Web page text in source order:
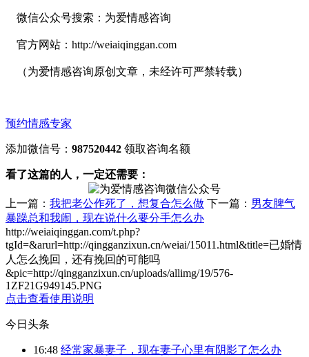
微信公众号搜索：为爱情感咨询
官方网站：http://weiaiqinggan.com
（为爱情感咨询原创文章，未经许可严禁转载）
预约情感专家
添加微信号： 987520442 领取咨询名额
看了这篇的人，一定还需要：
上一篇： 我把老公作死了，想复合怎么做 下一篇： 男友脾气
暴躁总和我闹，现在说什么要分手怎么办
http://weiaiqinggan.com/t.php?
tgId=&arurl=http://qingganzixun.cn/weiai/15011.html&title=已婚情
人怎么挽回，还有挽回的可能吗
&pic=http://qingganzixun.cn/uploads/allimg/19/576-
1ZF21G949145.PNG
点击查看使用说明
今日头条
16:48 经常家暴妻子，现在妻子心里有阴影了怎么办